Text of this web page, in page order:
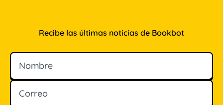
Recibe las últimas noticias de Bookbot
Nombre
Correo